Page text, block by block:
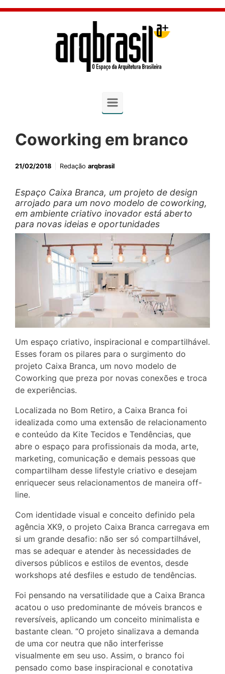
Skip to main content
Coworking em branco
21/02/2018 Redação arqbrasil
Espaço Caixa Branca, um projeto de design
arrojado para um novo modelo de coworking,
em ambiente criativo inovador está aberto
para novas ideias e oportunidades
Um espaço criativo, inspiracional e compartilhável.
Esses foram os pilares para o surgimento do
projeto Caixa Branca, um novo modelo de
Coworking que preza por novas conexões e troca
de experiências.
Localizada no Bom Retiro, a Caixa Branca foi
idealizada como uma extensão de relacionamento
e conteúdo da Kite Tecidos e Tendências, que
abre o espaço para profissionais da moda, arte,
marketing, comunicação e demais pessoas que
compartilham desse lifestyle criativo e desejam
enriquecer seus relacionamentos de maneira off-
line.
Com identidade visual e conceito definido pela
agência XK9, o projeto Caixa Branca carregava em
si um grande desafio: não ser só compartilhável,
mas se adequar e atender às necessidades de
diversos públicos e estilos de eventos, desde
workshops até desfiles e estudo de tendências.
Foi pensando na versatilidade que a Caixa Branca
acatou o uso predominante de móveis brancos e
reversíveis, aplicando um conceito minimalista e
bastante clean. “O projeto sinalizava a demanda
de uma cor neutra que não interferisse
visualmente em seu uso. Assim, o branco foi
pensado como base inspiracional e conotativa